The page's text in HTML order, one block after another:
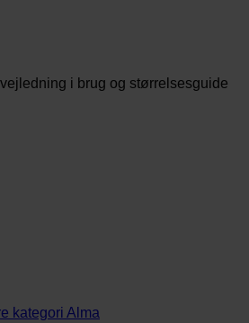
i brug og størrelsesguide